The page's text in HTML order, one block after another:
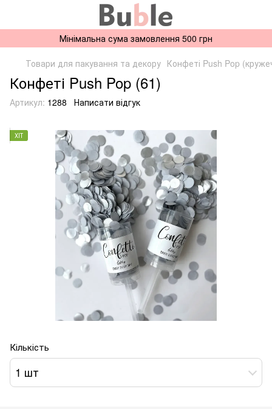
Мінімальна сума замовлення 500 грн
Товари для пакування та декору Конфеті Push Pop
Конфеті Push Pop (61)
Артикул: 1288 Написати відгук
ХІТ
Кількість
1 шт